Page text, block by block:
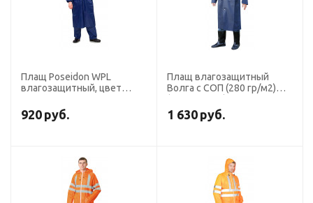
Плащ Poseidon WPL
влагозащитный, цвет
920 руб.
Плащ влагозащитный
Волга с СОП (280 гр/м2)
1 630 руб.